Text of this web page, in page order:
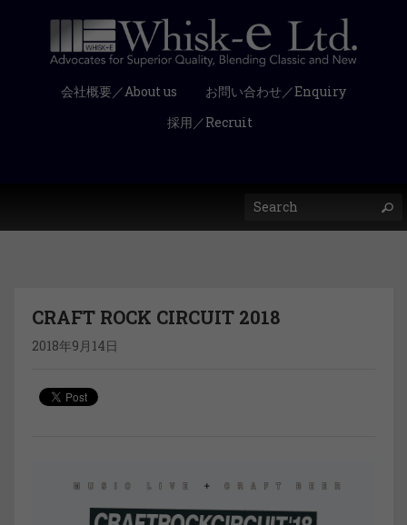
会社概要／About us
お問い合わせ／Enquiry
採用／Recruit
CRAFT ROCK CIRCUIT 2018
2018年9月14日